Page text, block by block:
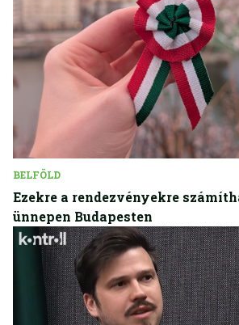
BELFÖLD
Ezekre a rendezvényekre
ünnepen Budapesten